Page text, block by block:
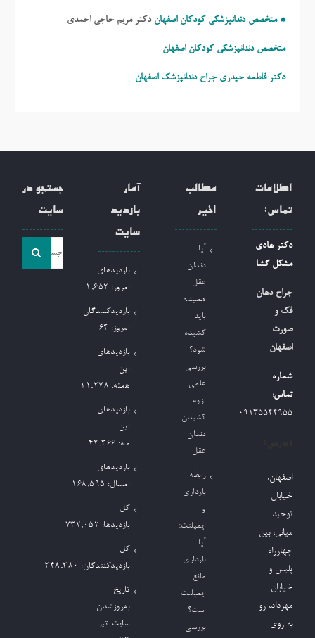
* متخصص دندانپزشکی کودکان اصفهان دکتر مریم حاجی احمدی
متخصص دندانپزشکی کودکان اصفهان
دکتر فاطمه حیدری جراح دندانپزشک اصفهان
اطلاعات
تماس:
دکتر هادی
مشکل گشا
جراح دهان
فک و
صورت
اصفهان
شماره
تماس:
09135544955
اصفهان،
خیابان
توحید
میانی، بین
چهارراه
پلیس و
خیابان
مهرداد، رو
به روی
مطالب
اخیر
آیا
دندان
عقل
همیشه
باید
کشیده
شود؟
بررسی
علمی
لزوم
کشیدن
دندان
عقل
رابطه
بارداری
و
ایمپلنت؛
آیا
بارداری
مانع
ایمپلنت
است؟
بررسی
آمار
بازدید
سایت
بازدیدهای
امروز: 1,652
بازدیدکنندگان
امروز: 64
بازدیدهای
این
هفته: 11,278
بازدیدهای
این
ماه: 42,366
بازدیدهای
امسال: 168,595
کل
بازدیدها: 732,052
کل
بازدیدکنند‌گان: 248,380
تاریخ
به‌روزشدن
سایت: تیر
جستجو در
سایت